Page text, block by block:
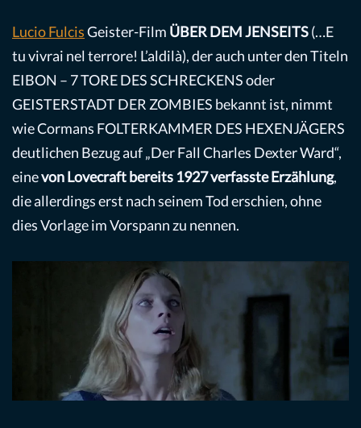
Lucio FulcisGeister-Film ÜBER DEM JENSEITS(…E
tu vivrai nel terrore! L’aldilà), der auch unter den Titeln
EIBON – 7 TORE DES SCHRECKENS oder
GEISTERSTADT DER ZOMBIES bekannt ist, nimmt
wie Cormans FOLTERKAMMER DES HEXENJÄGERS
deutlichen Bezug auf „Der Fall Charles Dexter Ward“,
einevon Lovecraft bereits 1927 verfasste Erzählung,
die allerdings erst nach seinem Tod erschien, ohne
dies Vorlage im Vorspann zu nennen.